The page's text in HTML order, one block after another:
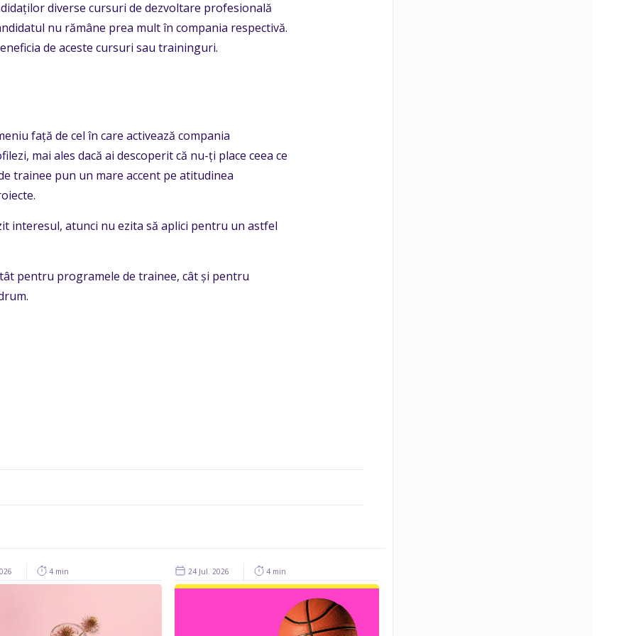
diverse cursuri de dezvoltare profesională
nu rămâne prea mult în compania respectivă.
de aceste cursuri sau traininguri.
față de cel în care activează compania
mai ales dacă ai descoperit că nu-ți place ceea ce
trainee pun un mare accent pe atitudinea
interesul, atunci nu ezita să aplici pentru un astfel
pentru programele de trainee, cât și pentru
4 min 24 Jul. 2026 4 min